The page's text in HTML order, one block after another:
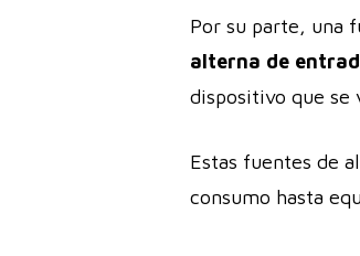
Por su parte, una
alterna de
dispositivo que se
Estas fuentes de
consumo hasta